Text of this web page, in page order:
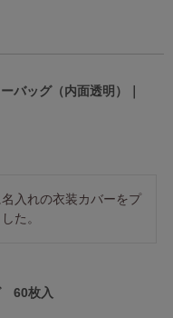
バッグ（内面透明）｜
入れの衣装カバーをプ
た。
60枚入